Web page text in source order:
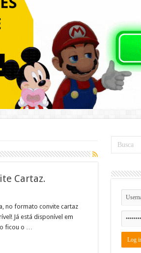
Cartaz.
no formato convite cartaz
Já está disponível em
ficou o …